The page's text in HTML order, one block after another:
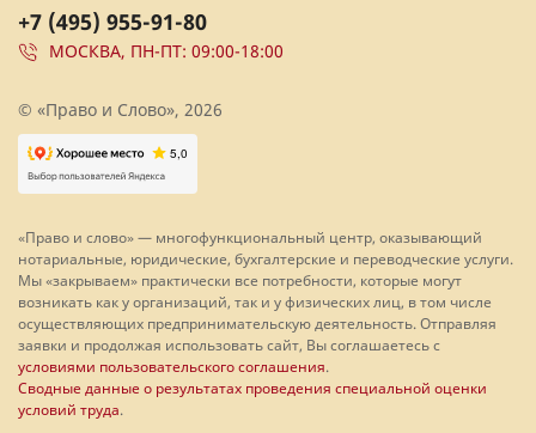
+7 (495) 955-91-80
МОСКВА, ПН-ПТ: 09:00-18:00
© «Право и Слово», 2026
«Право и слово» — многофункциональный центр, оказывающий
нотариальные, юридические, бухгалтерские и переводческие услуги.
Мы «закрываем» практически все потребности, которые могут
возникать как у организаций, так и у физических лиц, в том числе
осуществляющих предпринимательскую деятельность. Отправляя
заявки и продолжая использовать сайт, Вы соглашаетесь с
условиями пользовательского соглашения.
Сводные данные о результатах проведения специальной оценки
условий труда.